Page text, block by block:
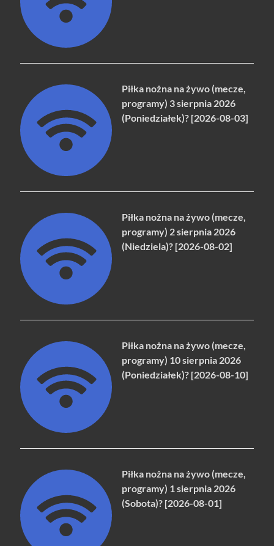
Piłka nożna na żywo (mecze,
programy) 3 sierpnia 2026
(Poniedziałek)? [2026-08-03]
Piłka nożna na żywo (mecze,
programy) 2 sierpnia 2026
(Niedziela)? [2026-08-02]
Piłka nożna na żywo (mecze,
programy) 10 sierpnia 2026
(Poniedziałek)? [2026-08-10]
Piłka nożna na żywo (mecze,
programy) 1 sierpnia 2026
(Sobota)? [2026-08-01]